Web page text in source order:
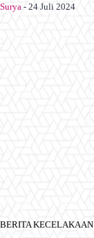
Surya - 24 Juli 2024
BERITA KECELAKAAN